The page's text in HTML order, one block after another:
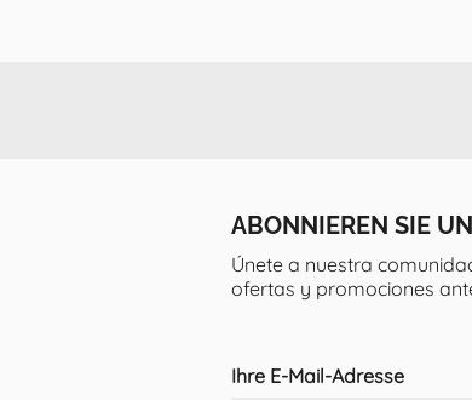
ABONNIEREN SIE
Únete a nuestra
ofertas y promociones
Ihre E-Mail-Adresse